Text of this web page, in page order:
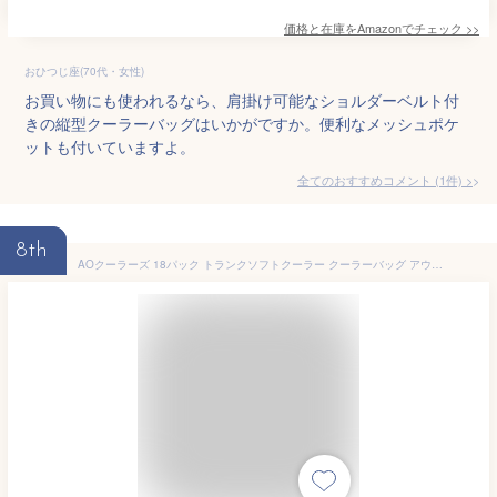
価格と在庫をAmazonでチェック >>
おひつじ座(70代・女性)
お買い物にも使われるなら、肩掛け可能なショルダーベルト付
きの縦型クーラーバッグはいかがですか。便利なメッシュポケ
ットも付いていますよ。
全てのおすすめコメント (1件) >
8th
AOクーラーズ 18パック トランクソフトクーラー クーラーバッグ アウトドア